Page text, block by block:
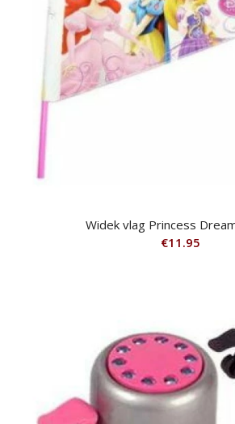
Widek vlag Princess
€11.95